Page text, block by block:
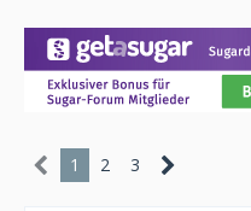
1 2 3